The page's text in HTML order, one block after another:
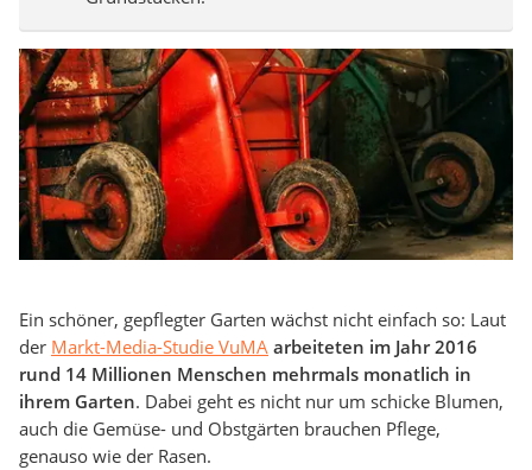
Ein schöner, gepflegter Garten wächst nicht einfach so: Laut
der Markt-Media-Studie VuMA arbeiteten im Jahr 2016
rund 14 Millionen Menschen mehrmals monatlich in
ihrem Garten. Dabei geht es nicht nur um schicke Blumen,
auch die Gemüse- und Obstgärten brauchen Pflege,
genauso wie der Rasen.